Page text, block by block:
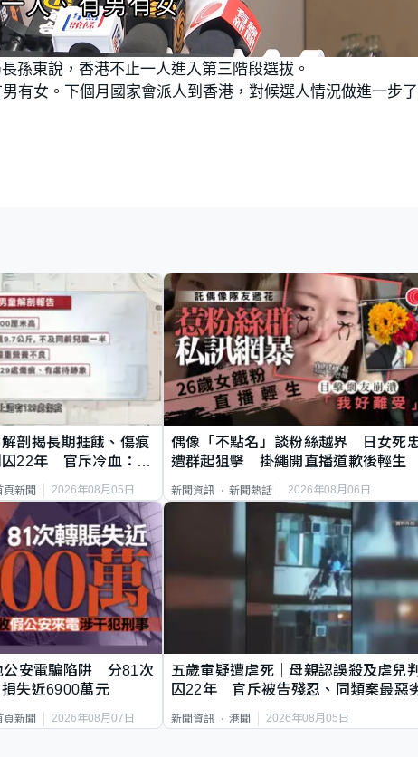
L
a
d
e
d
:
孫東說，香港不止一人進入第三階段選拔。
有女。下個月國家會派人到香港，對候選人情況做進一步
剖揭長期捱餓、傷痕
22年 官斥冷血：同
頁新聞 2026年08月05日
偶像「不點名」談粉絲越界 日女死
遭群起狙擊 掛繩開直播道歉後輕生
新聞資訊 新聞熱話 2026年08月06日
公安電騙陷阱 分81次
失近6900萬元
頁新聞 2026年08月07日
五歲童疑遭虐死｜母親認誤殺及虐兒
囚22年 官斥被告殘忍、同類案最惡
新聞資訊 港聞 2026年08月05日